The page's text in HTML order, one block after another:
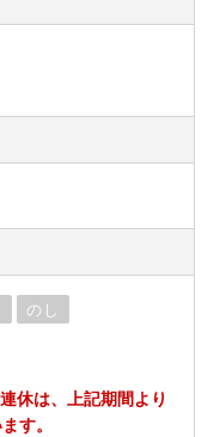
のし
休は、上記期間より
す。